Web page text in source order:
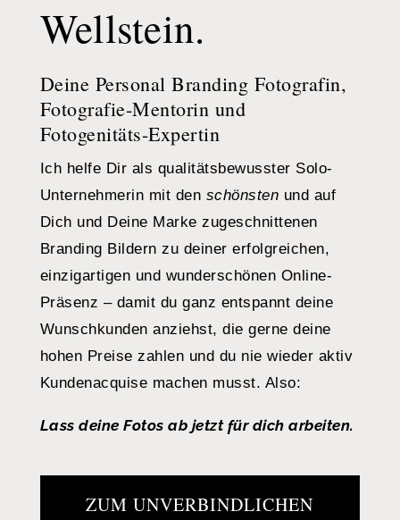
Wellstein.
Deine Personal Branding Fotografin,
Fotografie-Mentorin und
Fotogenitäts-Expertin
Ich helfe Dir als qualitätsbewusster Solo-
Unternehmerin mit den schönsten und auf
Dich und Deine Marke zugeschnittenen
Branding Bildern zu deiner erfolgreichen,
einzigartigen und wunderschönen Online-
Präsenz – damit du ganz entspannt deine
Wunschkunden anziehst, die gerne deine
hohen Preise zahlen und du nie wieder aktiv
Kundenacquise machen musst. Also:
Lass deine Fotos ab jetzt für dich arbeiten.
ZUM UNVERBINDLICHEN